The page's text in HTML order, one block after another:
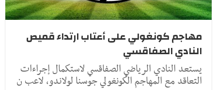
مهاجم كونغولي على أعتاب ارتداء قميص
النادي الصفاقسي
يستعد النادي الرياضي الصفاقسي لاستكمال إجراءات
التعاقد مع المهاجم الكونغولي جوسنا لولاندو، لاعب ن